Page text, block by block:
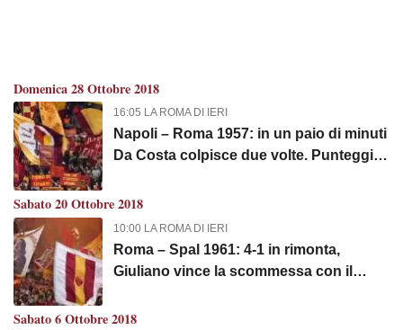
Domenica 28 Ottobre 2018
16:05 LA ROMA DI IERI
Napoli – Roma 1957: in un paio di minuti
Da Costa colpisce due volte. Punteggio
Napoli
Sabato 20 Ottobre 2018
10:00 LA ROMA DI IERI
Roma – Spal 1961: 4-1 in rimonta,
Giuliano vince la scommessa con il
Sabato 6 Ottobre 2018